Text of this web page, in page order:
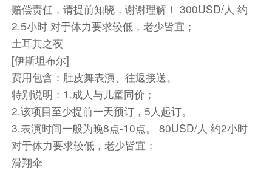
餐饮
早餐：包含
中餐：包含
晚餐：包含
住宿
当地5星级酒店
第9天 库萨达斯 伊兹密尔
Day9 库萨达斯 - 伊兹密尔 伊斯坦布尔
抵达后前往【以弗所古城】（约2小时）2015年加
入世界文化遗产名录。以弗所是土耳其最有观光价
赔偿责任，请提前知晓，谢谢理解！ 300USD/人 约
2.5小时 对于体力要求较低，老少皆宜；
土耳其之夜
[伊斯坦布尔]
费用包含：肚皮舞表演、往返接送。
特别说明：1.成人与儿童同价；
2.该项目至少提前一天预订，5人起订。
3.表演时间一般为晚8点-10点。 80USD/人 约2小时
对于体力要求较低，老少皆宜；
滑翔伞